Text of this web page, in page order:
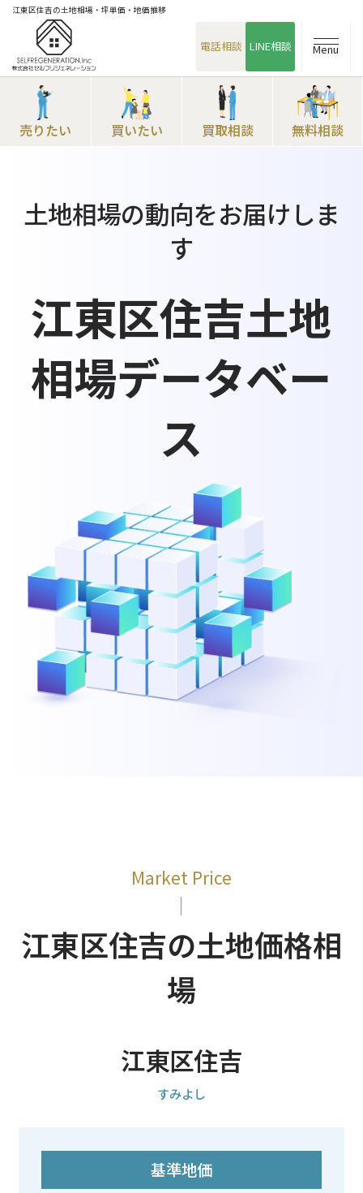
江東区住吉の土地相場・坪単価・地価推移
電話相談 LINE相談 Menu
売りたい 買いたい 買取相談 無料相談
土地相場の動向をお届けしま
す
江東区住吉土地
相場データベー
ス
Market Price
江東区住吉の土地価格相
場
江東区住吉
すみよし
基準地価